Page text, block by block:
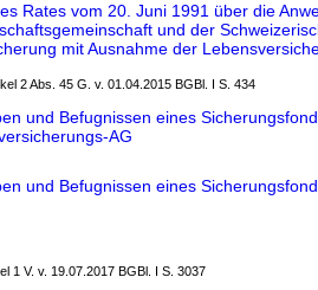
Rates vom 20. Juni 1991 über die
und der
mit Ausnahme der
2 Abs. 45 G. v. 01.04.2015 BGBl. I S. 434
und Befugnissen eines
AG
und Befugnissen eines
1 V. v. 19.07.2017 BGBl. I S. 3037